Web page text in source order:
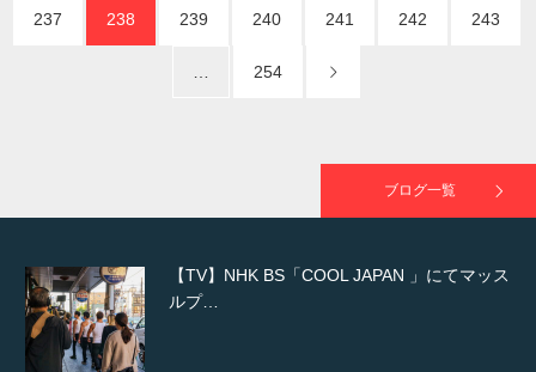
237 238 239 240 241 242 243
254
ブログ一覧
スメンバーが出演（3…
【WEB】「猫と焼き芋とマッチョ」の素材を
「ねとらぼ」さんに…